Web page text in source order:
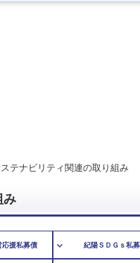
テナビリティ関連の取り組み
み
応援私募債 紀陽ＳＤＧｓ私